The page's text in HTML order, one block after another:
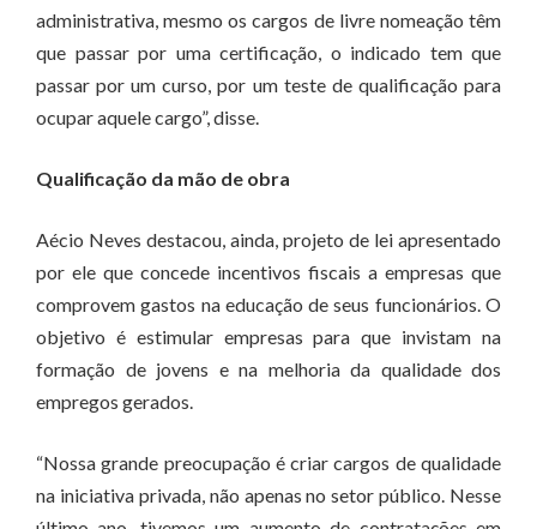
administrativa, mesmo os cargos de livre nomeação têm
que passar por uma certificação, o indicado tem que
passar por um curso, por um teste de qualificação para
ocupar aquele cargo”, disse.
Qualificação da mão de obra
Aécio Neves destacou, ainda, projeto de lei apresentado
por ele que concede incentivos fiscais a empresas que
comprovem gastos na educação de seus funcionários. O
objetivo é estimular empresas para que invistam na
formação de jovens e na melhoria da qualidade dos
empregos gerados.
“Nossa grande preocupação é criar cargos de qualidade
na iniciativa privada, não apenas no setor público. Nesse